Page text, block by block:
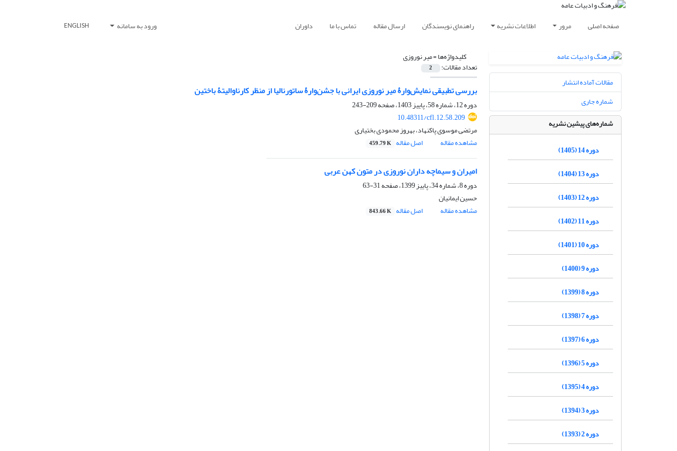
صفحه اصلی مرور اطلاعات نشریه راهنمای نویسندگان ارسال مقاله تماس با ما داوران ورود به سامانه ENGLISH
کلیدواژه‌ها =میر نوروزی
تعداد مقالات: 2
بررسی تطبیقی نمایش‌وارۀ میر نوروزی ایرانی با جشن‌وارۀ ساتورنالیا از منظر کارناوالیتۀ باختین
دوره 12، شماره 58، پاییز 1403، صفحه
209-243
10.48311/cfl.12.58.209
مرتضی موسوی پاکنهاد، بهروز محمودی بختیاری
مشاهده مقاله
اصل مقاله 459.79 K
امیران و سیماچه داران نوروزی در متون کهن عربی
دوره 8، شماره 34، پاییز 1399، صفحه
31-63
حسین ایمانیان
مشاهده مقاله
اصل مقاله 843.66 K
مقالات آماده انتشار
شماره جاری
شماره‌های پیشین نشریه
دوره 14 (1405)
دوره 13 (1404)
دوره 12 (1403)
دوره 11 (1402)
دوره 10 (1401)
دوره 9 (1400)
دوره 8 (1399)
دوره 7 (1398)
دوره 6 (1397)
دوره 5 (1396)
دوره 4 (1395)
دوره 3 (1394)
دوره 2 (1393)